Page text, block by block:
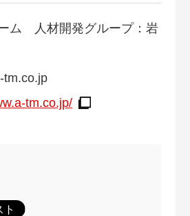
ム 人材開発グループ：岩
tm.co.jp
tm.co.jp/